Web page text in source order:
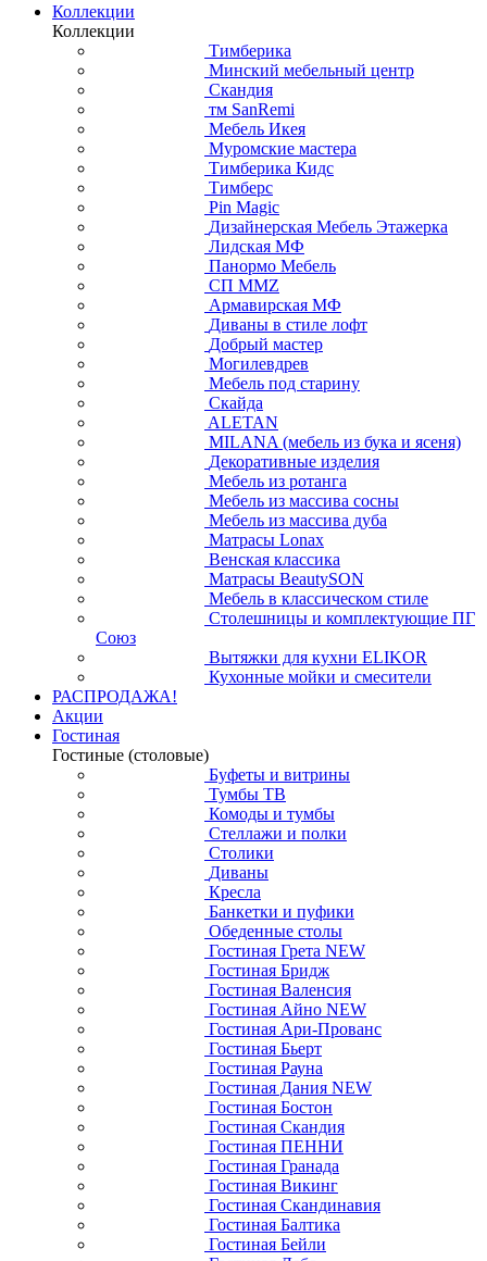
Коллекции
Коллекции
Тимберика
Минский мебельный центр
Скандия
тм SanRemi
Мебель Икея
Муромские мастера
Тимберика Кидс
Тимберс
Pin Magic
Дизайнерская Мебель Этажерка
Лидская МФ
Панормо Мебель
СП ММZ
Армавирская МФ
Диваны в стиле лофт
Добрый мастер
Могилевдрев
Мебель под старину
Скайда
ALETAN
MILANA (мебель из бука и ясеня)
Декоративные изделия
Мебель из ротанга
Мебель из массива сосны
Мебель из массива дуба
Матрасы Lonax
Венская классика
Матрасы BeautySON
Мебель в классическом стиле
Столешницы и комплектующие ПГ
Союз
Вытяжки для кухни ELIKOR
Кухонные мойки и смесители
РАСПРОДАЖА!
Акции
Гостиная
Гостиные (столовые)
Буфеты и витрины
Тумбы ТВ
Комоды и тумбы
Стеллажи и полки
Столики
Диваны
Кресла
Банкетки и пуфики
Обеденные столы
Гостиная Грета NEW
Гостиная Бридж
Гостиная Валенсия
Гостиная Айно NEW
Гостиная Ари-Прованс
Гостиная Бьерт
Гостиная Рауна
Гостиная Дания NEW
Гостиная Бостон
Гостиная Скандия
Гостиная ПЕННИ
Гостиная Гранада
Гостиная Викинг
Гостиная Скандинавия
Гостиная Балтика
Гостиная Бейли